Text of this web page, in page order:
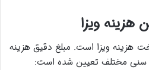
هزینه ویزا است. مبلغ دقیق هزینه
سنی مختلف تعیین شده است: